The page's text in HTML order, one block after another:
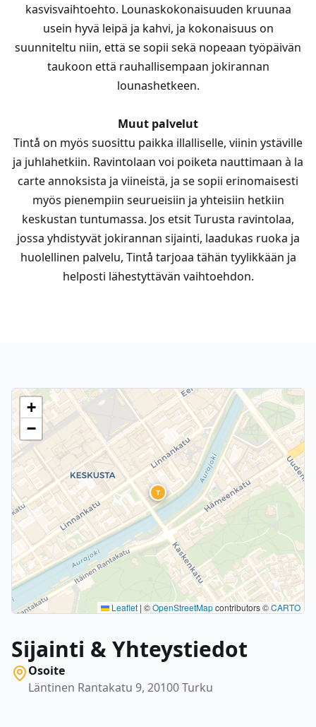
kasvisvaihtoehto. Lounaskokonaisuuden kruunaa
usein hyvä leipä ja kahvi, ja kokonaisuus on
suunniteltu niin, että se sopii sekä nopeaan työpäivän
taukoon että rauhallisempaan jokirannan
lounashetkeen.
Muut palvelut
Tintå on myös suosittu paikka illalliselle, viinin ystäville
ja juhlahetkiin. Ravintolaan voi poiketa nauttimaan à la
carte annoksista ja viineistä, ja se sopii erinomaisesti
myös pienempiin seurueisiin ja yhteisiin hetkiin
keskustan tuntumassa. Jos etsit Turusta ravintolaa,
jossa yhdistyvät jokirannan sijainti, laadukas ruoka ja
huolellinen palvelu, Tintå tarjoaa tähän tyylikkään ja
helposti lähestyttävän vaihtoehdon.
T
+
−
Leaflet | ©OpenStreetMapcontributors ©CARTO
Sijainti & Yhteystiedot
Osoite
Läntinen Rantakatu 9, 20100 Turku